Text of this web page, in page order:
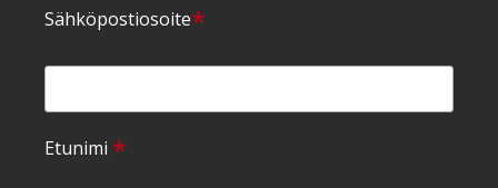
Sähköpostiosoite*
Etunimi *